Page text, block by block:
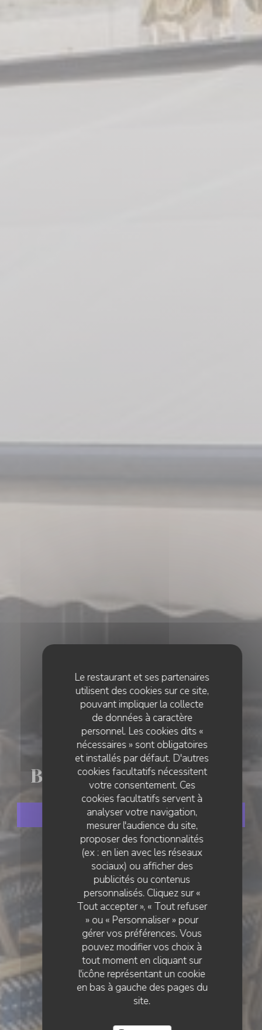
Le restaurant et ses partenaires
utilisent des cookies sur ce site,
pouvant impliquer la collecte
de données à caractère
personnel. Les cookies dits «
nécessaires » sont obligatoires
et installés par défaut. D'autres
cookies facultatifs nécessitent
votre consentement. Ces
cookies facultatifs servent à
analyser votre navigation,
mesurer l'audience du site,
proposer des fonctionnalités
(ex : en lien avec les réseaux
sociaux) ou afficher des
publicités ou contenus
personnalisés. Cliquez sur «
Tout accepter », « Tout refuser
» ou « Personnaliser » pour
gérer vos préférences. Vous
pouvez modifier vos choix à
tout moment en cliquant sur
l'icône représentant un cookie
en bas à gauche des pages du
site.
BRASSERIE • BRUXELLES
Brasserie Ommegang
RÉSERVER